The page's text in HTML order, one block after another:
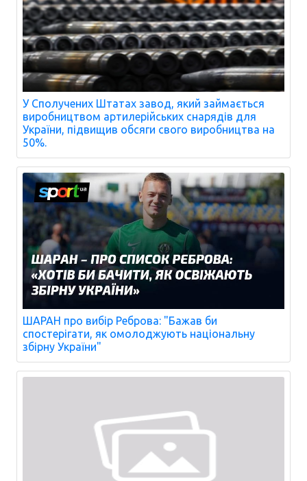
У Сполучених Штатах завод, який займається
виробництвом артилерійських снарядів для
України, підвищив обсяги свого виробництва на
50%.
ШАРАН про вибір Реброва: "Бажав би
спостерігати, як омолоджують національну
збірну України"